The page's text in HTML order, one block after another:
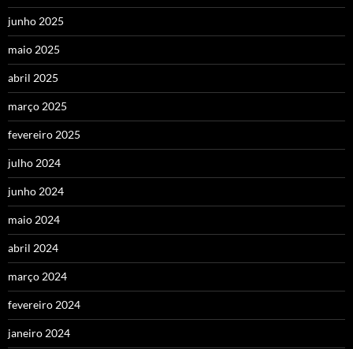
junho 2025
maio 2025
abril 2025
março 2025
fevereiro 2025
julho 2024
junho 2024
maio 2024
abril 2024
março 2024
fevereiro 2024
janeiro 2024